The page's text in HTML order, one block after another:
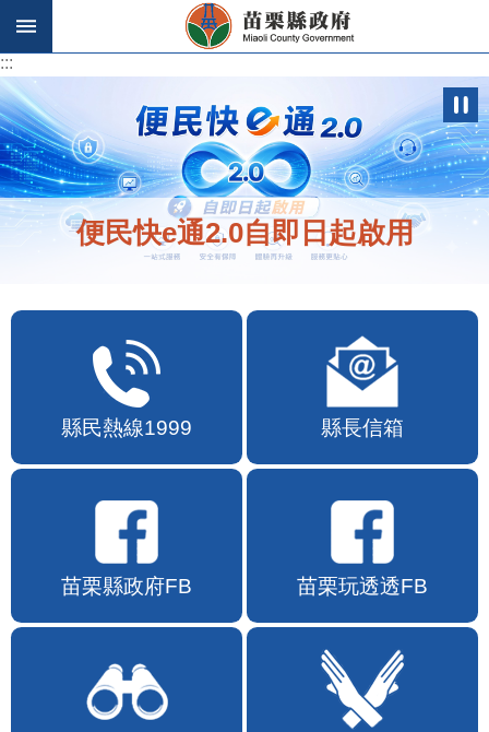
跳到主要內容區塊
:::
:::
便民快e通2.0自即日起啟用
縣民熱線1999 縣長信箱
苗栗縣政府FB 苗栗玩透透FB